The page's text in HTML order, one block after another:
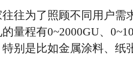
为了照顾不同用户需
量程有0~2000GU、
别是比如金属涂料、纸